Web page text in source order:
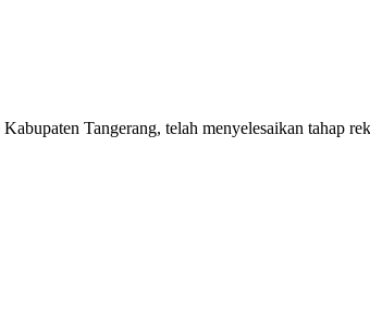
Tangerang, telah menyelesaikan tahap